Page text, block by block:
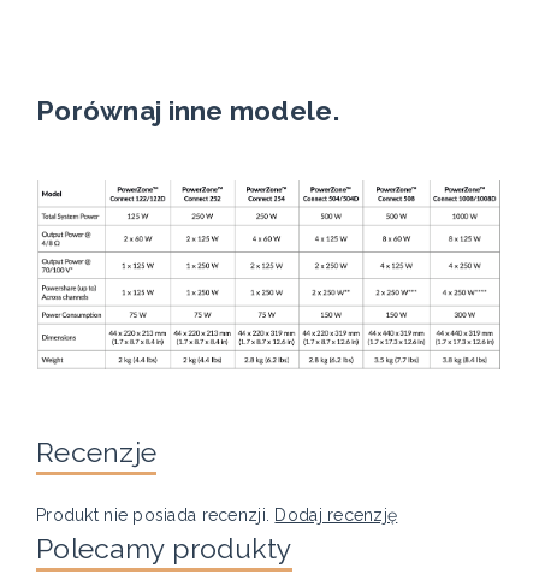
Porównaj inne modele.
Recenzje
Produkt nie posiada recenzji. Dodaj recenzję
Polecamy produkty